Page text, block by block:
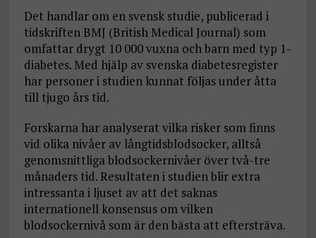
Det handlar om en svensk studie, publicerad i
tidskriften BMJ (British Medical Journal) som
omfattar drygt 10 000 vuxna och barn med typ 1-
diabetes. Med hjälp av svenska diabetesregister
har personer i studien kunnat följas under åtta
till tjugo års tid.
Forskarna har analyserat vilka risker som finns
vid olika nivåer av långtidsblodsocker, alltså
genomsnittliga blodsockernivåer över två-tre
månaders tid. Resultaten i studien blir extra
intressanta i ljuset av att det saknas
internationell konsensus om vilken
blodsockernivå som är den bästa att eftersträva.